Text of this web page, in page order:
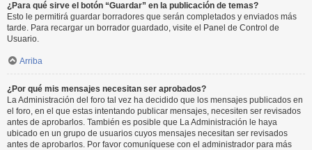
¿Para qué sirve el botón “Guardar” en la publicación de temas?
Esto le permitirá guardar borradores que serán completados y enviados más
tarde. Para recargar un borrador guardado, visite el Panel de Control de
Usuario.
Arriba
¿Por qué mis mensajes necesitan ser aprobados?
La Administración del foro tal vez ha decidido que los mensajes publicados en
el foro, en el que estas intentando publicar mensajes, necesiten ser revisados
antes de aprobarlos. También es posible que La Administración le haya
ubicado en un grupo de usuarios cuyos mensajes necesitan ser revisados
antes de aprobarlos. Por favor comuníquese con el administrador para más